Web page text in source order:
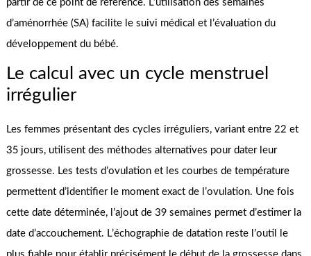
partir de ce point de référence. L’utilisation des semaines
d’aménorrhée (SA) facilite le suivi médical et l’évaluation du
développement du bébé.
Le calcul avec un cycle menstruel
irrégulier
Les femmes présentant des cycles irréguliers, variant entre 22 et
35 jours, utilisent des méthodes alternatives pour dater leur
grossesse. Les tests d’ovulation et les courbes de température
permettent d’identifier le moment exact de l’ovulation. Une fois
cette date déterminée, l’ajout de 39 semaines permet d’estimer la
date d’accouchement. L’échographie de datation reste l’outil le